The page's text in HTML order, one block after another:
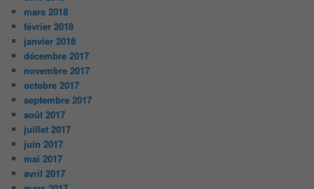
mars 2018
février 2018
janvier 2018
décembre 2017
novembre 2017
octobre 2017
septembre 2017
août 2017
juillet 2017
juin 2017
mai 2017
avril 2017